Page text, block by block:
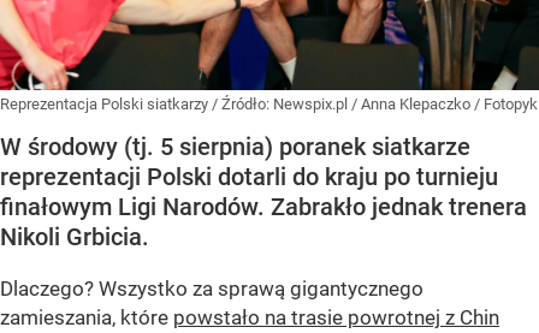
Reprezentacja Polski siatkarzy / Źródło: Newspix.pl / Anna Klepaczko / Fotopyk
W środowy (tj. 5 sierpnia) poranek siatkarze
reprezentacji Polski dotarli do kraju po turnieju
finałowym Ligi Narodów. Zabrakło jednak trenera
Nikoli Grbicia.
Dlaczego? Wszystko za sprawą gigantycznego
zamieszania, które powstało na trasie powrotnej z Chin